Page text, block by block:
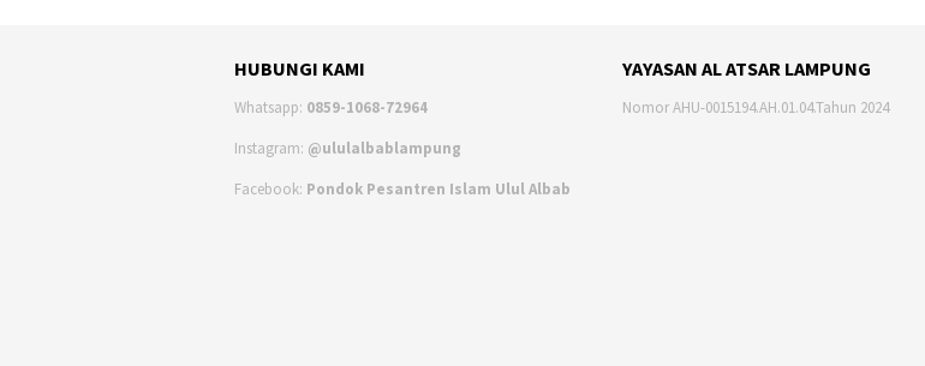
HUBUNGI KAMI
Whatsapp: 0859-1068-72964
Instagram: @ululalbablampung
Facebook: Pondok Pesantren Islam Ulul Albab
YAYASAN AL ATSAR LAMPUNG
Nomor AHU-0015194.AH.01.04.Tahun 2024